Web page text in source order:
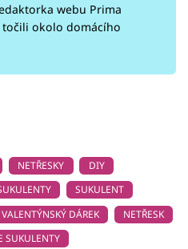
webu Prima
točili okolo domácího
NETŘESKY
DIY
SUKULENT
VALENTÝNSKÝ DÁREK
NETŘESK
SUKULENTY